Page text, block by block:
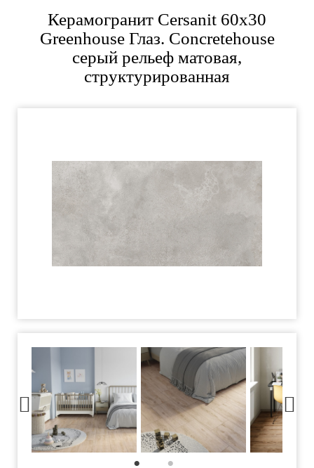
Керамогранит Cersanit 60x30
Greenhouse Глаз. Concretehouse
серый рельеф матовая,
структурированная